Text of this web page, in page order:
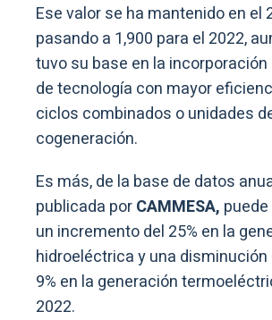
Ese valor se ha mantenido en el
pasando a 1,900 para el 2022,
tuvo su base en la
de tecnología con mayor
ciclos combinados o unidades
cogeneración.
Es más, de la base de datos
publicada porCAMMESA,
un incremento del 25% en la
hidroeléctrica y una disminución
9% en la generación
2022.